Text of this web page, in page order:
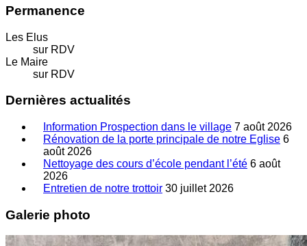
Permanence
Les Elus
sur RDV
Le Maire
sur RDV
Dernières actualités
Information Prospection dans le village 7 août 2026
Rénovation de la porte principale de notre Eglise 6
août 2026
Nettoyage des cours d’école pendant l’été 6 août
2026
Entretien de notre trottoir 30 juillet 2026
Galerie photo